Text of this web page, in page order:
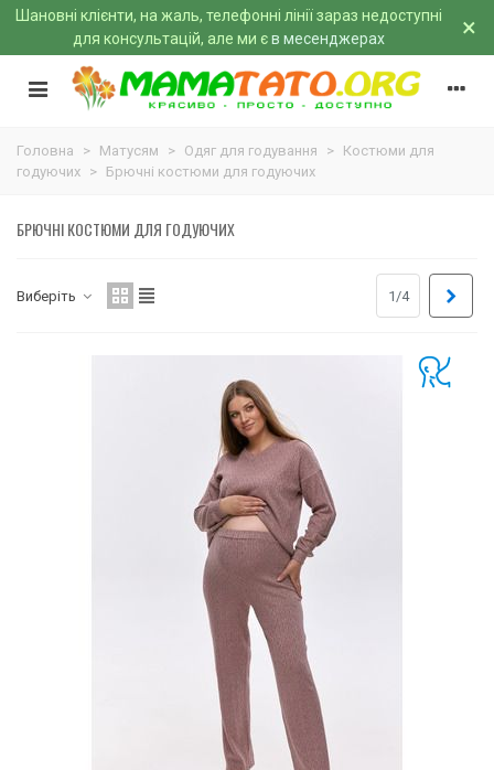
Шановні клієнти, на жаль, телефонні лінії зараз недоступні
для консультацій, але ми єв месенджерах ×
Головна > Матусям > Одяг для годування > Костюми для
годуючих > Брючні костюми для годуючих
БРЮЧНІ КОСТЮМИ ДЛЯ ГОДУЮЧИХ
Виберіть 1/4